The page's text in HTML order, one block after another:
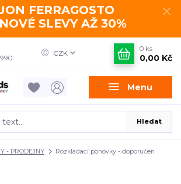
FERRAGOSTO
SLEVY AŽ 30%
Menu
CZK
Hledat
0 ks
0,00 Kč
- PRODEJNY Rozkládací pohovky - doporučen